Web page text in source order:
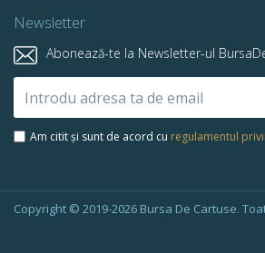
Newsletter
Abonează-te la Newsletter-ul
la
newsletter-
Am citit și sunt de acord cu regulamentul
Copyright © 2019-2026 Bursa De Cartuse.